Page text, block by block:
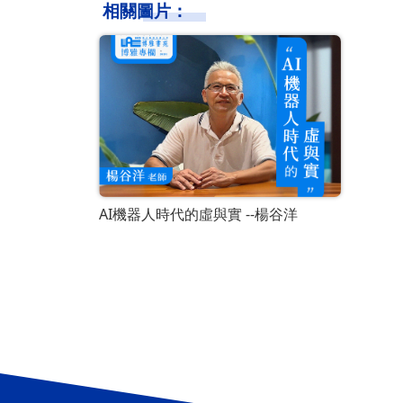
相關圖片：
AI機器人時代的虛與實 --楊谷洋